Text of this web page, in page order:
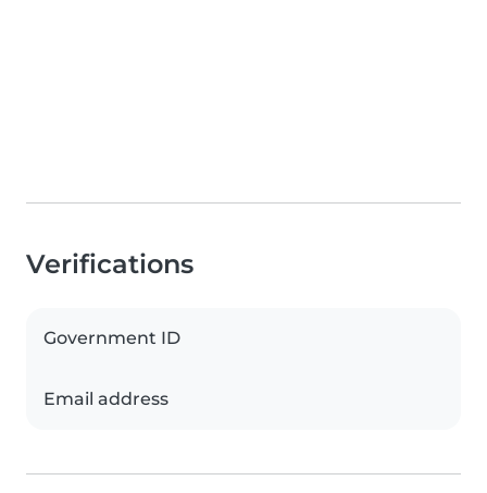
Verifications
Government ID
Email address